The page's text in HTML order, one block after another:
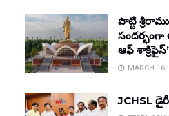
పొట్టి
ఆఫ్
MARCH
JCHSL